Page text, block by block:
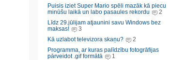
Puisis iziet Super Mario spēli mazāk kā piecu
minūšu laikā un labo pasaules rekordu
2
Līdz 29.jūlijam atjaunini savu Windows bez
maksas!
3
Kā uzlabot televizora skaņu?
2
Programma, ar kuras palīdzību fotogrāfijas
pārveidot .gif formātā
1